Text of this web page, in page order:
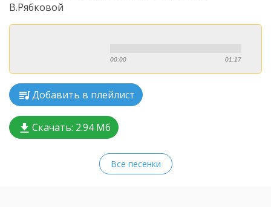
В.Рябковой
00:00 01:17
Добавить в плейлист
Скачать: 2.94 Мб
Все песенки